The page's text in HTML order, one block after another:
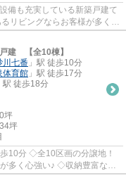
備も充実している新築戸建て
リビングならお客様が多くて
人で...
建 【全10棟】
川七番 」駅 徒歩10分
体育館 」駅 徒歩17分
駅 徒歩18分
坪
坪
10分 ◇全10区画の分譲地！
多く心強い♪ ◇収納豊富な
が苦手...